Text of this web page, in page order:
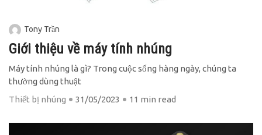
Tony Trần
Giới thiệu về máy tính nhúng
Máy tính nhúng là gì? Trong cuộc sống hàng ngày, chúng ta
thường dùng thuật
Thiết bị nhúng
31/05/2023 11 min read